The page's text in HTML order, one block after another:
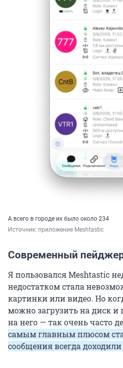
А всего в городе их было около 234
Источник: приложение Meshtastic
Современный
Я пользовался Meshtastic
недостатком стала
картинки или видео. Но
можно загрузить на диск и
на него — так очень часто
самым главным плюсом
сообщения всегда